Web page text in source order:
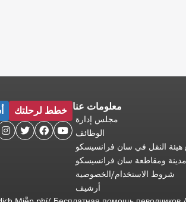
معلومات عنا
مجلس إدارة
الوظائف
هيئة النقل في سان فرانسيسكو
مدينة ومقاطعة سان فرانسيسكو
شروط الاستخدام/الخصوصية
أرشيف
خطط لرحلتك



